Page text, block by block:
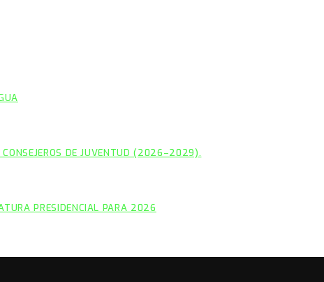
CONSEJEROS DE JUVENTUD (2026–2029).
PRESIDENCIAL PARA 2026